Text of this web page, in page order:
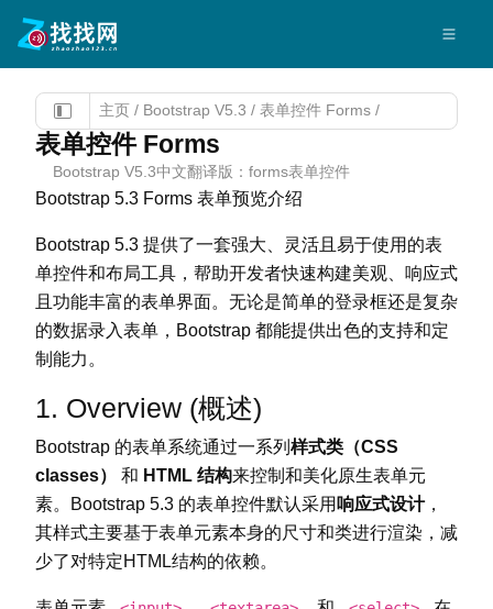
主页 / Bootstrap V5.3 / 表单控件 Forms /
表单控件 Forms
Bootstrap V5.3中文翻译版：forms表单控件
Bootstrap 5.3 Forms 表单预览介绍
Bootstrap 5.3 提供了一套强大、灵活且易于使用的表
单控件和布局工具，帮助开发者快速构建美观、响应式
且功能丰富的表单界面。无论是简单的登录框还是复杂
的数据录入表单，Bootstrap 都能提供出色的支持和定
制能力。
1. Overview (概述)
Bootstrap 的表单系统通过一系列 样式类（CSS
classes）
和 HTML 结构来控制和美化原生表单元
素。Bootstrap 5.3 的表单控件默认采用 响应式设计，
其样式主要基于表单元素本身的尺寸和类进行渲染，减
少了对特定HTML结构的依赖。